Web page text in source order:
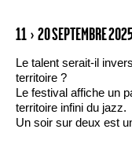
11 › 20 SEPTEMBRE
Le talent serait-il
territoire ?
Le festival affiche un
territoire infini du jazz.
Un soir sur deux est